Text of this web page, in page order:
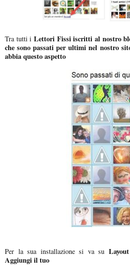
Tra tutti i Lettori Fissi iscritti al nostro
che sono passati per ultimi nel nostro
abbia questo aspetto
Per la sua installazione si va su
Aggiungi il tuo